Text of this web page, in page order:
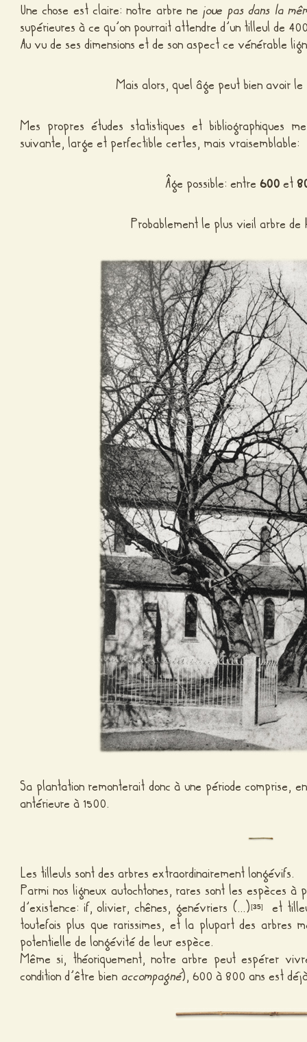
Une chose est claire: notre arbre nejoue pas dans la
supérieures à ce qu’on pourrait attendre d’un tilleul de
Au vu de ses dimensions et de son aspect ce vénérable
Mais alors, quel âge peut bien avoir
Mes propres études statistiques et bibliographiques
suivante, large et perfectible certes, mais vraisemblable:
Âge possible: entre600et
Probablement le plus vieil arbre
Sa plantation remonterait donc à une période comprise,
antérieure à 1500.
Les tilleuls sont des arbres extraordinairement longévifs.
Parmi nos ligneux autochtones, rares sont les espèces
d’existence: if, olivier, chênes, genévriers (…)[35]
et
toutefois plus que rarissimes, et la plupart des arbres
potentielle de longévité de leur espèce.
Même si, théoriquement, notre arbre peut espérer
condition d’être bien accompagné), 600 à 800 ans est